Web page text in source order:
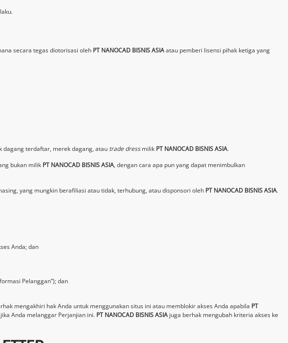
secara tegas diotorisasi oleh PT NANOCAD BISNIS ASIAatau pemberi lisensi pihak ketiga yang
dagang terdaftar, merek dagang, atau trade dressmilik PT NANOCAD BISNIS ASIA.
bukan milik PT NANOCAD BISNIS ASIA, dengan cara apa pun yang dapat menimbulkan
yang mungkin berafiliasi atau tidak, terhubung, atau disponsori oleh PT NANOCAD BISNIS ASIA.
Anda; dan
Pelanggan”); dan
mengakhiri hak Anda untuk menggunakan situs ini atau memblokir akses Anda apabila PT
Anda melanggar Perjanjian ini. PT NANOCAD BISNIS ASIA juga berhak mengubah kriteria akses ke